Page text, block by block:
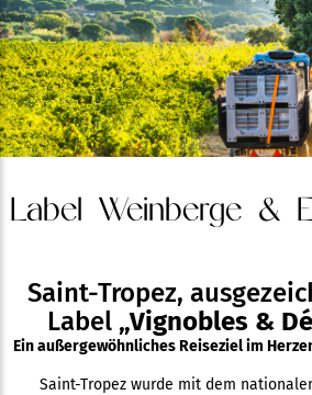
Label Weinberge &
Saint-Tropez,
Label „Vignobles &
Ein außergewöhnliches Reiseziel im
Saint-Tropez wurde mit dem